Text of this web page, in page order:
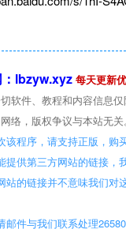
lbzyw.xyz 每天更新
软件、教程和内容信息
络，版权争议与本站无
该程序，请支持正版，购
提供第三方网站的链接，
站的链接并不意味我们对
邮件与我们联系处理